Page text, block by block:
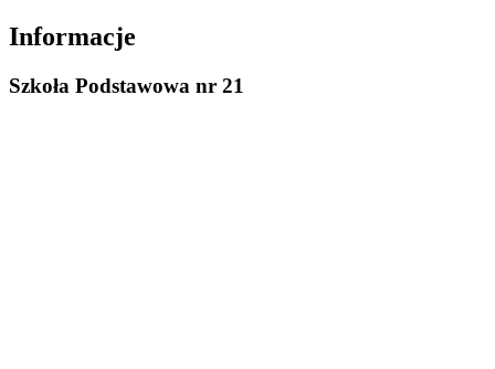
Informacje
Szkoła Podstawowa nr 21